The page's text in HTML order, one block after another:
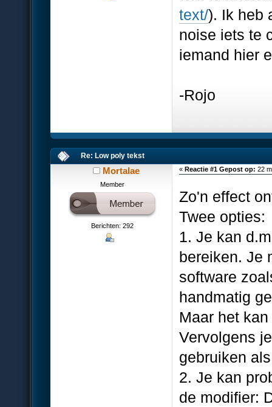
text/). Ik heb
noise iets te
iemand hier
-Rojo
Re: Low poly tekst
Mortalae
Member
Berichten: 292
«Reactie #1 Gepost op: 22
Zo'n effect
Twee opties:
1. Je kan
bereiken. Je
software
handmatig
Maar het
Vervolgens
gebruiken
2. Je kan
de modifier: